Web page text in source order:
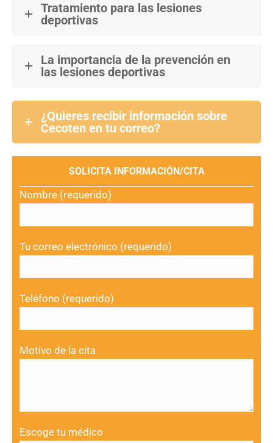
Tratamiento para las lesiones
deportivas
La importancia de la prevención en
las lesiones deportivas
¿Quieres recibir información sobre
Cecoten en tu correo?
SOLICITA INFORMACIÓN/CITA
Nombre (requerido)
Tu correo electrónico (requerido)
Teléfono (requerido)
Motivo de la cita
Escoge tu médico